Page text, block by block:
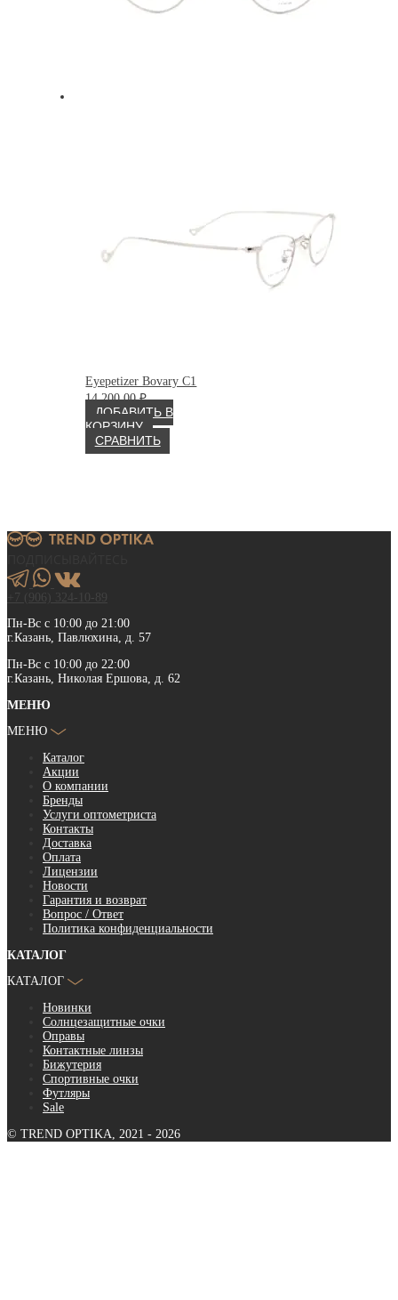
Eyepetizer Bovary C1
14 200.00₽
ДОБАВИТЬ В
КОРЗИНУ
СРАВНИТЬ
+7 (906) 324-10-89
Пн-Вс с 10:00 до 21:00
г.Казань, Павлюхина, д. 57
Пн-Вс с 10:00 до 22:00
г.Казань, Николая Ершова, д. 62
МЕНЮ
МЕНЮ
Каталог
Акции
О компании
Бренды
Услуги оптометриста
Контакты
Доставка
Оплата
Лицензии
Новости
Гарантия и возврат
Вопрос / Ответ
Политика конфиденциальности
КАТАЛОГ
КАТАЛОГ
Новинки
Солнцезащитные очки
Оправы
Контактные линзы
Бижутерия
Спортивные очки
Футляры
Sale
© TREND OPTIKA, 2021 - 2026